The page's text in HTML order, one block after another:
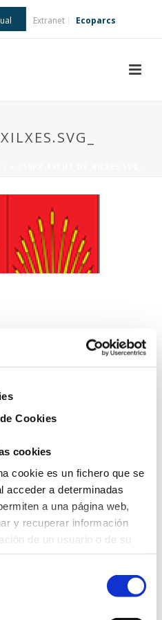
Cookies
cookies
cookie es un fichero que se
acceder a determinadas
a una página web,
y recuperar información
de un usuario o de su
información que contengan y
equipo, pueden utilizarse
Extranet Ecoparcs